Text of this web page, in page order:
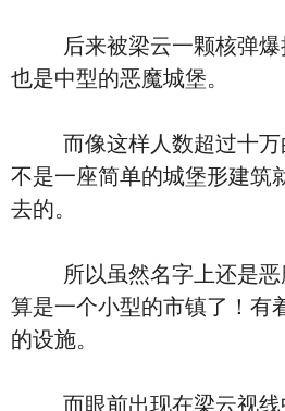
后来被梁云一颗核弹爆
也是中型的恶魔城堡。
而像这样人数超过十万
不是一座简单的城堡形建筑
去的。
所以虽然名字上还是恶
算是一个小型的市镇了！有
的设施。
而眼前出现在梁云视线